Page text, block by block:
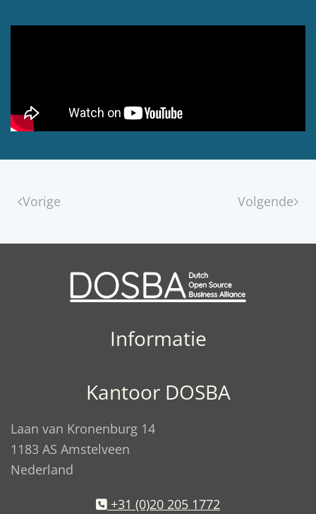
Vorige Volgende
Informatie
Kantoor DOSBA
Laan van Kronenburg 14
1183 AS Amstelveen
Nederland
+31 (0)20 205 1772